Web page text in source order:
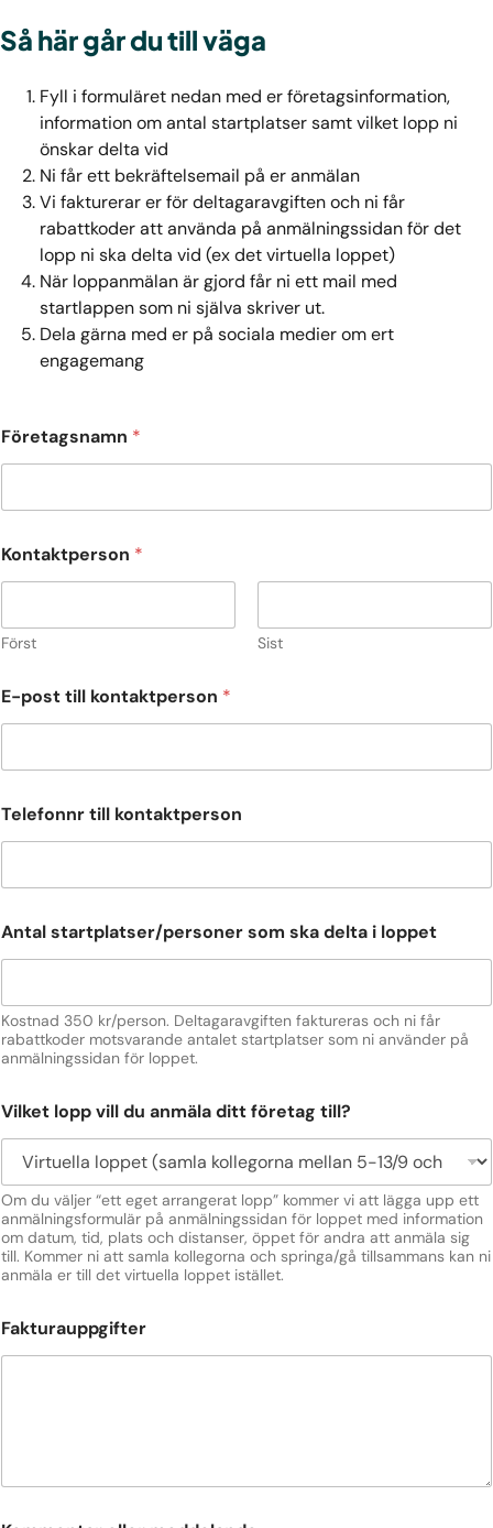
Så här går du till väga
Fyll i formuläret nedan med er företagsinformation,
information om antal startplatser samt vilket lopp ni
önskar delta vid
Ni får ett bekräftelsemail på er anmälan
Vi fakturerar er för deltagaravgiften och ni får
rabattkoder att använda på anmälningssidan för det
lopp ni ska delta vid (ex det virtuella loppet)
När loppanmälan är gjord får ni ett mail med
startlappen som ni själva skriver ut.
Dela gärna med er på sociala medier om ert
engagemang
Företagsnamn *
o
n
a
k
p
e
r
o
k
a
t
p
s
o
n
e
d
d
l
a
n
d
e
Kontaktperson *
Först Sist
E-post till kontaktperson *
Telefonnr till kontaktperson
Antal startplatser/personer som ska delta i loppet
Kostnad 350 kr/person. Deltagaravgiften faktureras och ni får
rabattkoder motsvarande antalet startplatser som ni använder på
anmälningssidan för loppet.
Vilket lopp vill du anmäla ditt företag till?
Om du väljer “ett eget arrangerat lopp” kommer vi att lägga upp ett
anmälningsformulär på anmälningssidan för loppet med information
om datum, tid, plats och distanser, öppet för andra att anmäla sig
till. Kommer ni att samla kollegorna och springa/gå tillsammans kan ni
anmäla er till det virtuella loppet istället.
Fakturauppgifter